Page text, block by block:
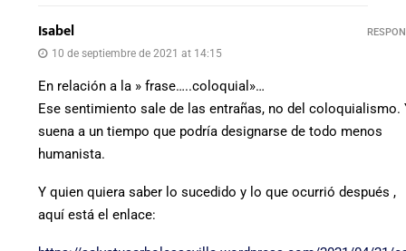
Isabel
10 de septiembre de 2021 at 14:15
En relación a la » frase…..coloquial»…
Ese sentimiento sale de las entrañas, no del coloquialismo.
suena a un tiempo que podría designarse de todo menos
humanista.
Y quien quiera saber lo sucedido y lo que ocurrió después ,
aquí está el enlace: